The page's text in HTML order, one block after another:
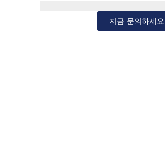
지금 문의하세요